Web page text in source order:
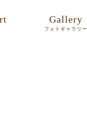
Gallery
フォトギャラリー